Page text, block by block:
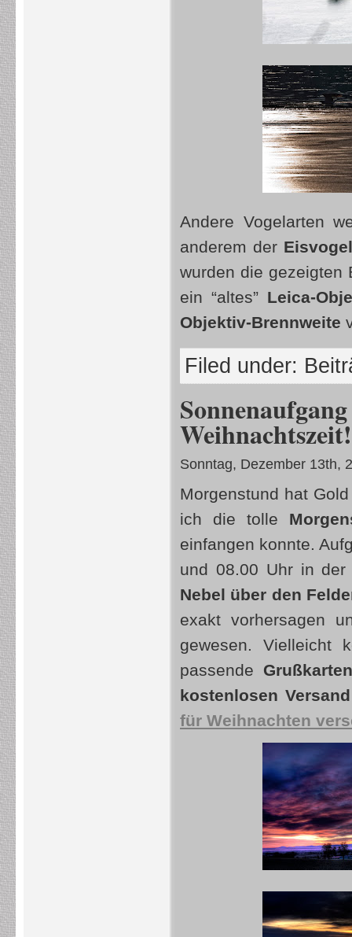
Andere Vogelarten
anderem der
wurden die
ein “altes” Leica-
Objektiv-Brennweite
Filed under:
Weihnachtszeit!
Sonntag, Dezember 13th,
Morgenstund hat
ich die tolle
einfangen konnte.
und 08.00 Uhr in
Nebel über den
exakt vorhersagen
gewesen. Vielleicht
passende Grußkarten
kostenlosen
für Weihnachten